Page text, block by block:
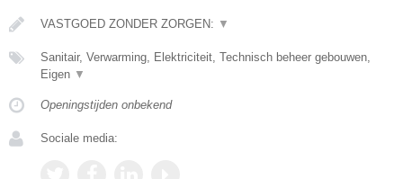
VASTGOED ZONDER ZORGEN: ▼
Sanitair, Verwarming, Elektriciteit, Technisch beheer gebouwen,
Eigen ▼
Openingstijden onbekend
Sociale media: